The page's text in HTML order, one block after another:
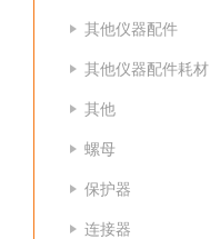
其他仪器配件
其他仪器配件耗材
其他
螺母
保护器
连接器